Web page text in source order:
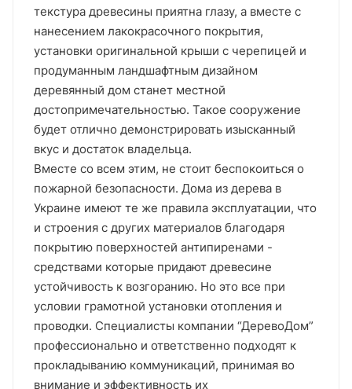
текстура древесины приятна глазу, а вместе с
нанесением лакокрасочного покрытия,
установки оригинальной крыши с черепицей и
продуманным ландшафтным дизайном
деревянный дом станет местной
достопримечательностью. Такое сооружение
будет отлично демонстрировать изысканный
вкус и достаток владельца.
Вместе со всем этим, не стоит беспокоиться о
пожарной безопасности. Дома из дерева в
Украине имеют те же правила эксплуатации, что
и строения с других материалов благодаря
покрытию поверхностей антипиренами -
средствами которые придают древесине
устойчивость к возгоранию. Но это все при
условии грамотной установки отопления и
проводки. Специалисты компании “ДеревоДом”
профессионально и ответственно подходят к
прокладыванию коммуникаций, принимая во
внимание и эффективность их